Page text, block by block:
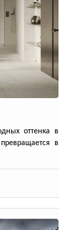
оттенка в
в